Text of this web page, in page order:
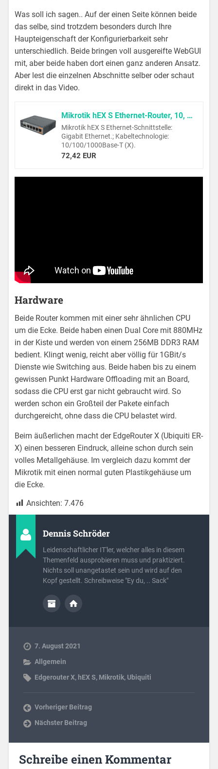
Was soll ich sagen.. Auf der einen Seite können beide
das selbe, sind trotzdem besonders durch Ihre
Haupteigenschaft der Konfigurierbarkeit sehr
unterschiedlich. Beide bringen voll ausgereifte WebGUI
mit, aber beide haben dort einen ganz anderen Ansatz.
Aber lest die einzelnen Abschnitte selber oder schaut
direkt in das Video.
Mikrotik hEX S Ethernet-Router, 10, 100,1000 MBit/s, 10/100/1000Base-T(X), Schwarz, 256 MB, 11 W, DC
Mikrotik hEX S Ethernet-Schnittstelle:
Gigabit Ethernet.; Kabeltechnologie:
10/100/1000Base-T (X).
72,42 EUR
Hardware
Beide Router kommen mit einer sehr ähnlichen CPU
um die Ecke. Beide haben einen Dual Core mit 880MHz
in der Kiste und werden von einem 256MB DDR3 RAM
bedient. Klingt wenig, reicht aber völlig für 1GBit/s
Dienste wie Switching aus. Beide haben bis zu einem
gewissen Punkt Hardware Offloading mit an Board,
sodass die CPU erst gar nicht gebraucht wird. So
werden schon ein Großteil der Pakete einfach
durchgereicht, ohne dass die CPU belastet wird.
Beim äußerlichen macht der EdgeRouter X (Ubiquiti ER-
X) einen besseren Eindruck, alleine schon durch sein
volles Metallgehäuse. Im vergleich dazu kommt der
Mikrotik mit einen normal guten Plastikgehäuse um
die Ecke.
Ansichten:7.476
Dennis Schröder
Leidenschaftlicher IT'ler, welcher alles in diesem
Themenfeld ausprobieren muss und praktiziert.
Nichts soll unangetastet sein und wird auf den
Kopf gestellt. Schreibweise "Ey du, .. Sack"
7. August 2021
Allgemein
Edgerouter X, hEX S, Mikrotik, Ubiquiti
Vorheriger Beitrag
Nächster Beitrag
Schreibe einen Kommentar